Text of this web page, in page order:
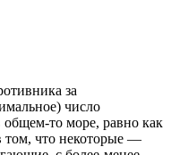
за
число
то море, равно как
том, что некоторые —